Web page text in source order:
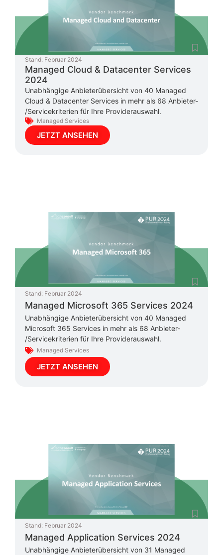
Stand: Februar 2024
Managed Cloud & Datacenter Services
2024
Unabhängige Anbieterübersicht von 40 Managed
Cloud & Datacenter Services in mehr als 68 Anbieter-
/Servicekriterien für Ihre Providerauswahl.
Managed Services
JETZT ANSEHEN
Stand: Februar 2024
Managed Microsoft 365 Services 2024
Unabhängige Anbieterübersicht von 40 Managed
Microsoft 365 Services in mehr als 68 Anbieter-
/Servicekriterien für Ihre Providerauswahl.
Managed Services
JETZT ANSEHEN
Stand: Februar 2024
Managed Application Services 2024
Unabhängige Anbieterübersicht von 31 Managed